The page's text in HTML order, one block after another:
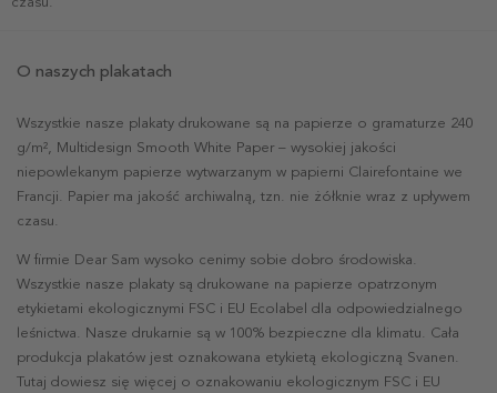
O naszych plakatach
Wszystkie nasze plakaty drukowane są na papierze o gramaturze 240
g/m², Multidesign Smooth White Paper – wysokiej jakości
niepowlekanym papierze wytwarzanym w papierni Clairefontaine we
Francji. Papier ma jakość archiwalną, tzn. nie żółknie wraz z upływem
czasu.
W firmie Dear Sam wysoko cenimy sobie dobro środowiska.
Wszystkie nasze plakaty są drukowane na papierze opatrzonym
etykietami ekologicznymi FSC i EU Ecolabel dla odpowiedzialnego
leśnictwa. Nasze drukarnie są w 100% bezpieczne dla klimatu. Cała
produkcja plakatów jest oznakowana etykietą ekologiczną Svanen.
Tutaj dowiesz się więcej o oznakowaniu ekologicznym FSC i EU